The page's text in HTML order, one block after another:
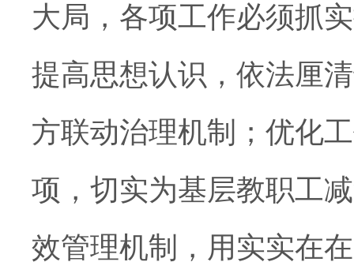
大局，各项工作必须抓
提高思想认识，依法厘
方联动治理机制；优化
项，切实为基层教职工
效管理机制，用实实在